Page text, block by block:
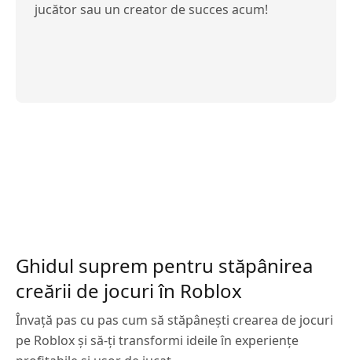
jucător sau un creator de succes acum!
Ghidul suprem pentru stăpânirea
creării de jocuri în Roblox
Învață pas cu pas cum să stăpânești crearea de jocuri
pe Roblox și să-ți transformi ideile în experiențe